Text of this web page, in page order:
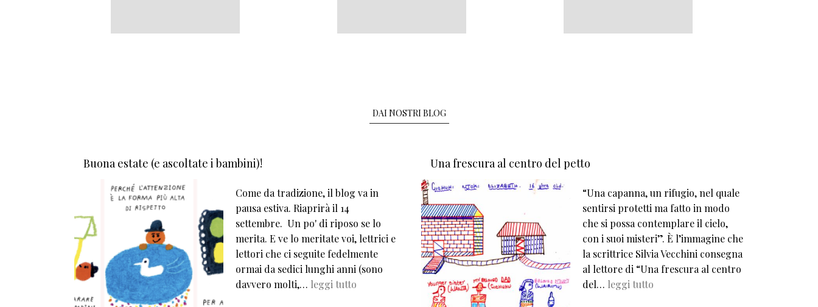
DAI NOSTRI BLOG
Buona estate (e ascoltate i bambini)!
Come da tradizione, il blog va in
pausa estiva. Riaprirà il 14
settembre. Un po' di riposo se lo
merita. E ve lo meritate voi, lettrici e
lettori che ci seguite fedelmente
ormai da sedici lunghi anni (sono
davvero molti,… leggi tutto
Una frescura al centro del petto
“Una capanna, un rifugio, nel quale
sentirsi protetti ma fatto in modo
che si possa contemplare il cielo,
con i suoi misteri”. È l’immagine che
la scrittrice Silvia Vecchini consegna
al lettore di “Una frescura al centro
del… leggi tutto